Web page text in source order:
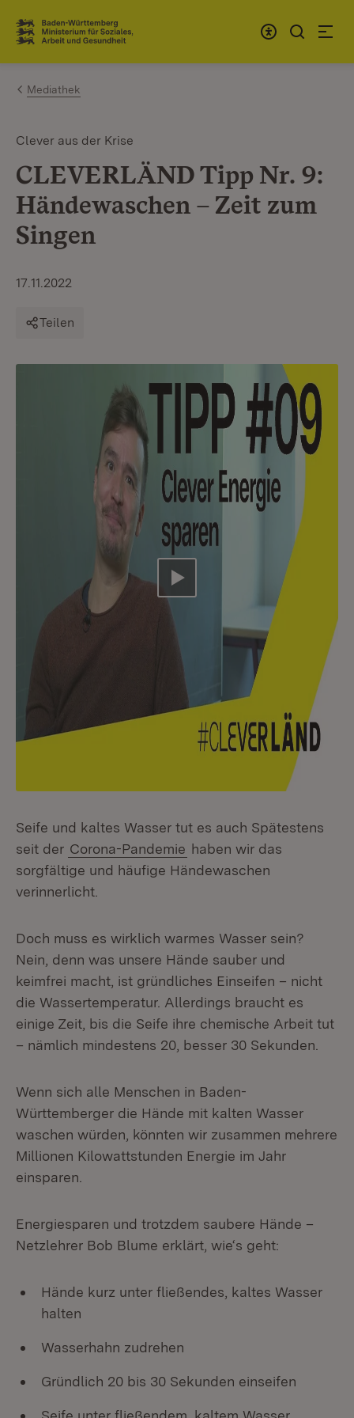
Zum Inhalt springen
Link zur Startseite
Mediathek
Clever aus der Krise
CLEVERLÄND Tipp Nr. 9:
Händewaschen – Zeit zum
Singen
17.11.2022
Teilen
Video abspielen
Seife und kaltes Wasser tut es auch Spätestens
seit der Corona-Pandemie haben wir das
sorgfältige und häufige Händewaschen
verinnerlicht.
Doch muss es wirklich warmes Wasser sein?
Nein, denn was unsere Hände sauber und
keimfrei macht, ist gründliches Einseifen – nicht
die Wassertemperatur. Allerdings braucht es
einige Zeit, bis die Seife ihre chemische Arbeit tut
– nämlich mindestens 20, besser 30 Sekunden.
Wenn sich alle Menschen in Baden-
Württemberger die Hände mit kalten Wasser
waschen würden, könnten wir zusammen mehrere
Millionen Kilowattstunden Energie im Jahr
einsparen.
Energiesparen und trotzdem saubere Hände –
Netzlehrer Bob Blume erklärt, wie‘s geht:
Hände kurz unter fließendes, kaltes Wasser
halten
Wasserhahn zudrehen
Gründlich 20 bis 30 Sekunden einseifen